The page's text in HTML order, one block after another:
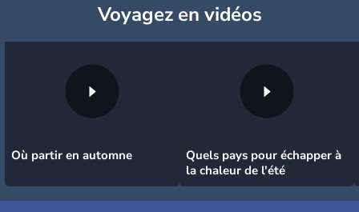
Voyagezen vidéos
Où partir en automne
Quels pays pour échapper à
la chaleur de l'été